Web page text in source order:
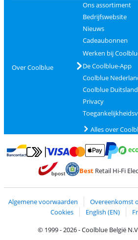
Over Coolblue
Ons assortiment
Bedrijfswebsite
Nieuws
Cadeaubonnen
Werken bij
De Coolblue-App
Coolblue
Coolblue Duitsland
Privacy
Alles over
Betalen met Bancontact
Betalen met MasterCard en Visa via
BestRetail Hi-Fi
Algemene voorwaarden Overeenkomst
Cookies
English (EN)
© 1999 - 2026 - Coolblue België